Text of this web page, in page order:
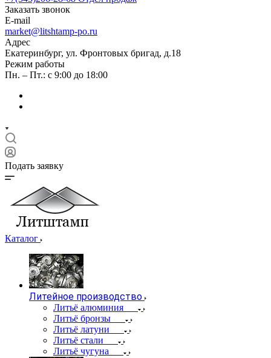
Заказать звонок
E-mail
market@litshtamp-po.ru
Адрес
Екатеринбург, ул. Фронтовых бригад, д.18
Режим работы
Пн. – Пт.: с 9:00 до 18:00
Подать заявку
Каталог
Литейное производство
Литьё алюминия
Литьё бронзы
Литьё латуни
Литьё стали
Литьё чугуна